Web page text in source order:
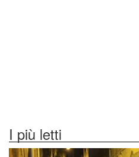
I più letti